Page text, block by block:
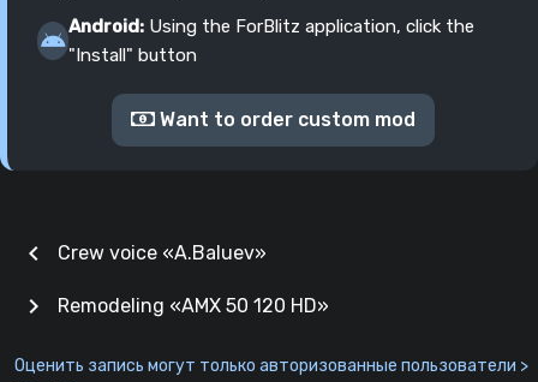
Android: Using the ForBlitz application, click the
"Install" button
Want to order custom mod
chevron_left Crew voice «A.Baluev»
Remodeling «AMX 50 120 HD»
chevron_right
Оценить запись могут только авторизованные пользователи >